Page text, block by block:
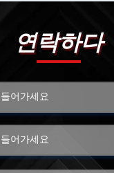
연락하다